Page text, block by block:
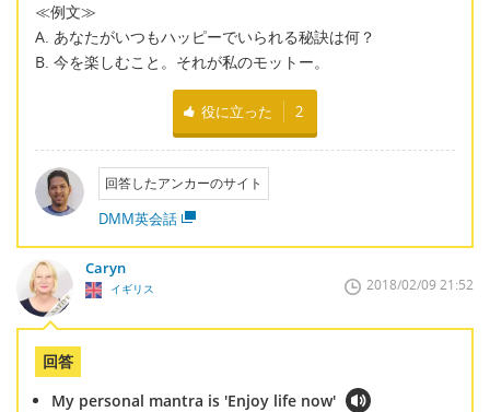
≪例文≫
A. あなたがいつもハッピーでいられる秘訣は何？
B. 今を楽しむこと。それが私のモットー。
役に立った 2
回答したアンカーのサイト
DMM英会話
Caryn
イギリス 2018/02/09 21:52
回答
My personal mantra is 'Enjoy life now'